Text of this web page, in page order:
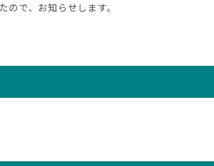
で、お知らせします。